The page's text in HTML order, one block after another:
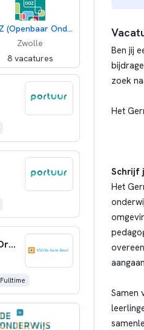
OOZ (Openbaar Onderwijs Zwolle en Regio)
Zwolle
8 vacatures
Leraar met een groen profiel VSO De Korte Dreef
Fulltime
Ben jij
zoek
Het
Schrijf
Het
Samen